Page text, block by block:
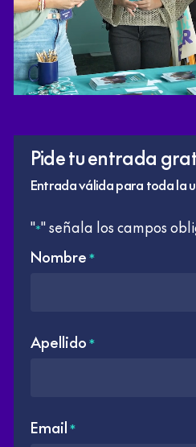
Pide tu entrada
Entrada válida para toda la
"*" señala los campos
Nombre *
Apellido *
Email *